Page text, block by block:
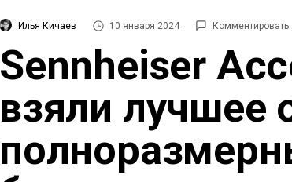
Илья Кичаев 10 января 2024 Комментировать
Sennheiser
взяли лучшее